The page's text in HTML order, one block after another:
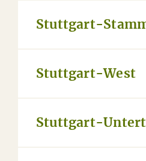
Stuttgart-
Stuttgart-West
Stuttgart-